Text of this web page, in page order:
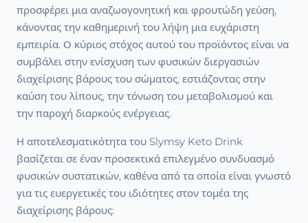
προσφέρει μια αναζωογονητική και φρουτώδη γεύση,
κάνοντας την καθημερινή του λήψη μια ευχάριστη
εμπειρία. Ο κύριος στόχος αυτού του προϊόντος είναι να
συμβάλει στην ενίσχυση των φυσικών διεργασιών
διαχείρισης βάρους του σώματος, εστιάζοντας στην
καύση του λίπους, την τόνωση του μεταβολισμού και
την παροχή διαρκούς ενέργειας.
Η αποτελεσματικότητα του Slymsy Keto Drink
βασίζεται σε έναν προσεκτικά επιλεγμένο συνδυασμό
φυσικών συστατικών, καθένα από τα οποία είναι γνωστό
για τις ευεργετικές του ιδιότητες στον τομέα της
διαχείρισης βάρους: